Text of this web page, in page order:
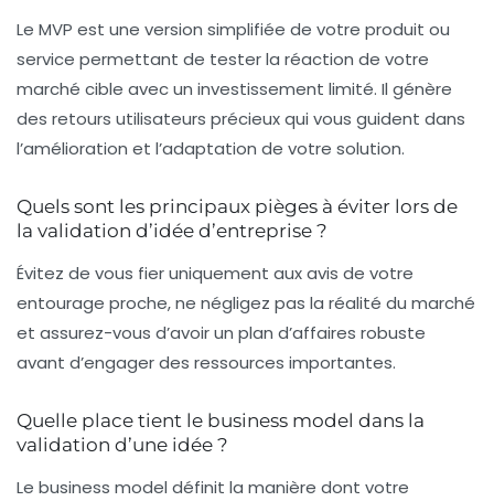
Le MVP est une version simplifiée de votre produit ou
service permettant de tester la réaction de votre
marché cible avec un investissement limité. Il génère
des retours utilisateurs précieux qui vous guident dans
l’amélioration et l’adaptation de votre solution.
Quels sont les principaux pièges à éviter lors de
la validation d’idée d’entreprise ?
Évitez de vous fier uniquement aux avis de votre
entourage proche, ne négligez pas la réalité du marché
et assurez-vous d’avoir un plan d’affaires robuste
avant d’engager des ressources importantes.
Quelle place tient le business model dans la
validation d’une idée ?
Le business model définit la manière dont votre